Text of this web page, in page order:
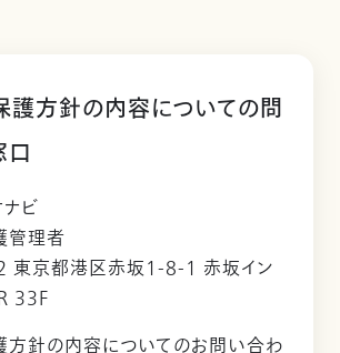
護方針の内容についての問
口
ビ
管理者
京都港区赤坂1-8-1 赤坂イン
33F
針の内容についてのお問い合わ